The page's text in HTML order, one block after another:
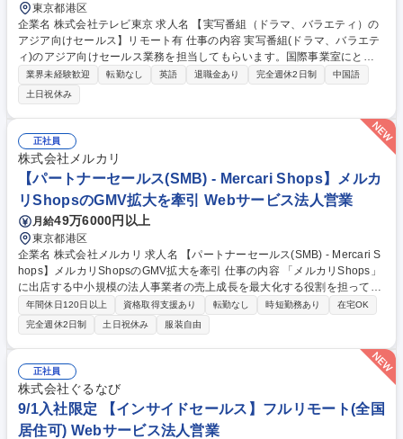
東京都港区
企業名 株式会社テレビ東京 求人名 【実写番組（ドラマ、バラエティ）の
アジア向けセールス】リモート有 仕事の内容 実写番組(ドラマ、バラエテ
ィ)のアジア向けセールス業務を担当してもらいます。国際事業室にとっ
て最重要エリアである中華圏の特性や商習慣を熟知、または海外とのやり
取りに慣れている方を歓迎します。 【詳細】■中華圏への実写番組(ドラ
マ、バラエティ)完パケセールス、フォーマットセールス、新規開拓のア
シスタントマネージャー業務。 実務経験豊富なチーフマネージャーと連携
しながら活動して頂きます。■その他エリアへのセールスの補助業務（英
文セールス資料の作成など）【背景】テレ東ならではの番組を世界、特に
重点エリアの中華圏に更に広げるための増員です。 募集職種 【実写番組
（ドラマ、バラエティ）のアジア向けセールス】リモート有
業界未経験歓迎 転勤なし 英語 退職金あり 完全週休2日制
中国語
土日祝休み
正社員
株式会社メルカリ
【パートナーセールス(SMB) - Mercari Shops】メルカ
リShopsのGMV拡大を牽引 Webサービス法人営業
月給49万6000円以上
東京都港区
企業名 株式会社メルカリ 求人名 【パートナーセールス(SMB) - Mercari S
hops】メルカリShopsのGMV拡大を牽引 仕事の内容 「メルカリShops」
に出店する中小規模の法人事業者の売上成長を最大化する役割を担ってい
ただきます。 ■事業者への架電や商談を通じた提案交渉 ■事業者へのヒア
リングを起点とした支援の仕組みの実行と改善 ■事業者の新規立ち上げ～
定着を促進する営業活動 ■目標達成に向けた営業数値の進捗管理 ■AIやテ
クノロジーを活用した施策の検証と拡張 募集職種 【パートナーセールス
(SMB) - Mercari Shops】メルカリShopsのGMV拡大を牽引
年間休日120日以上 資格取得支援あり 転勤なし 時短勤務あり
在宅OK
完全週休2日制
土日祝休み 服装自由
正社員
株式会社ぐるなび
9/1入社限定 【インサイドセールス】フルリモート(全国
居住可) Webサービス法人営業